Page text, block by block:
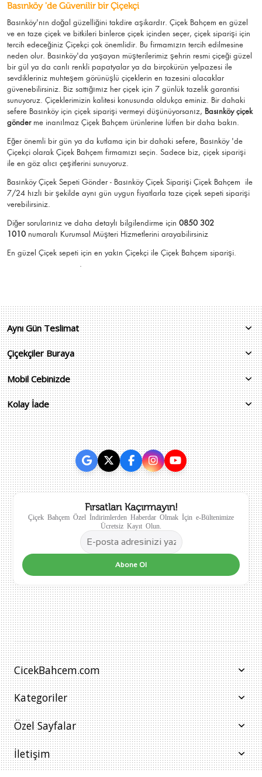
Basınköy 'de Güvenilir bir Çiçekçi
Basınköy'nın doğal güzelliğini takdire aşikardır. Çiçek Bahçem en güzel
ve en taze çiçek ve bitkileri binlerce çiçek içinden seçer, çiçek siparişi için
tercih edeceğiniz Çiçekçi çok önemlidir. Bu firmamızın tercih edilmesine
neden olur. Basınköy'da yaşayan müşterilerimiz şehrin resmi çiçeği güzel
bir gül ya da canlı renkli papatyalar ya da birçokürün yelpazesi ile
sevdikleriniz muhteşem görünüşlü çiçeklerin en tazesini alacaklar
güvenebilirsiniz. Biz sattığımız her çiçek için 7 günlük tazelik garantisi
sunuyoruz. Çiçeklerimizin kalitesi konusunda oldukça eminiz. Bir dahaki
sefere Basınköy için çiçek siparişi vermeyi düşünüyorsanız, Basınköy çiçek
gönderme inanılmaz Çiçek Bahçem ürünlerine lütfen bir daha bakın.
Eğer önemli bir gün ya da kutlama için bir dahaki sefere, Basınköy 'de
Çiçekçi olarak Çiçek Bahçem firmamızı seçin. Sadece biz, çiçek siparişi
ile en göz alıcı çeşitlerini sunuyoruz.
Basınköy Çiçek Sepeti Gönder - Basınköy Çiçek Siparişi Çiçek Bahçem ile
7/24 hızlı bir şekilde aynı gün uygun fiyatlarla taze çiçek sepeti siparişi
verebilirsiniz.
Diğer sorularınız ve daha detaylı bilgilendirme için 0850 302
1010 numaralı Kurumsal Müşteri Hizmetlerini arayabilirsiniz
En güzel Çiçek sepeti için en yakın Çiçekçi ile Çiçek Bahçem siparişi.
.
Aynı Gün Teslimat
Çiçekçiler Buraya
Mobil Cebinizde
Kolay İade
Fırsatları Kaçırmayın!
Çiçek Bahçem Özel İndirimlerden Haberdar Olmak İçin e-Bültenimize
Ücretsiz Kayıt Olun.
Abone Ol
CicekBahcem.com
Kategoriler
Özel Sayfalar
İletişim